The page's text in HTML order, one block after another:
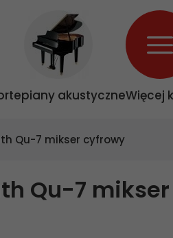
akustyczneWięcej
Qu-7 mikser cyfrowy
Qu-7